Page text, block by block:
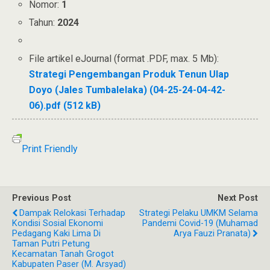
Nomor: 1
Tahun: 2024
File artikel eJournal (format .PDF, max. 5 Mb):
Strategi Pengembangan Produk Tenun Ulap
Doyo (Jales Tumbalelaka) (04-25-24-04-42-
06).pdf (512 kB)
Print Friendly
Previous Post
Dampak Relokasi Terhadap
Kondisi Sosial Ekonomi
Pedagang Kaki Lima Di
Taman Putri Petung
Kecamatan Tanah Grogot
Kabupaten Paser (M. Arsyad)
Next Post
Strategi Pelaku UMKM Selama
Pandemi Covid-19 (Muhamad
Arya Fauzi Pranata)